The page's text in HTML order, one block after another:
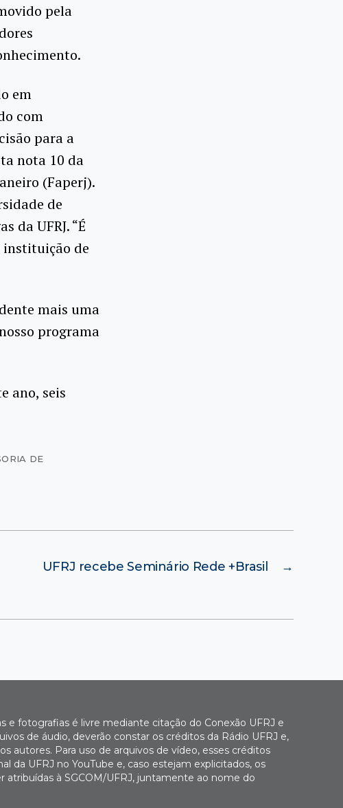
pela
em
com
para a
nota 10 da
(Faperj).
de
da UFRJ. “É
instituição de
mais uma
programa
ano, seis
DE
→
UFRJ recebe Seminário Rede +Brasil
e fotografias é livre mediante citação do Conexão UFRJ e
de áudio, deverão constar os créditos da Rádio UFRJ e,
autores. Para uso de arquivos de vídeo, esses créditos
da UFRJ no YouTube e, caso estejam explicitados, os
atribuídas à SGCOM/UFRJ, juntamente ao nome do